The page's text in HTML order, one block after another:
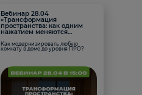
Вебинар 28.04
«Трансформация
пространства: как одним
нажатием меняются
Как модернизировать любую
комнату в доме до уровня ПРО?